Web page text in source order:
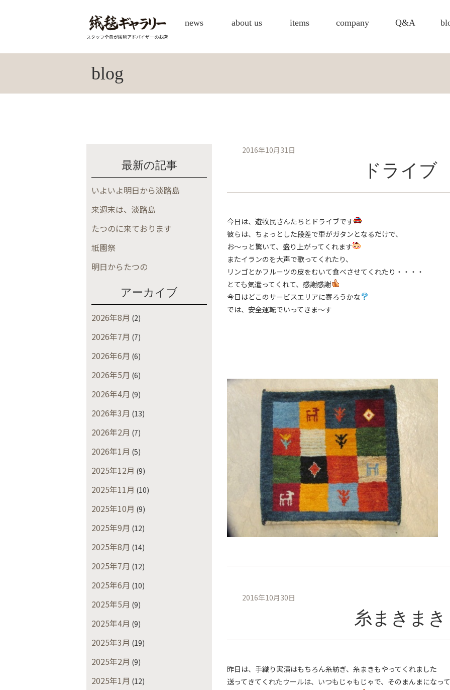
スタッフ全員が絨毯アドバイザーのお店
news about us items company Q&A
blog
最新の記事
いよいよ明日から淡路島
来週末は、淡路島
たつのに来ております
祇園祭
明日からたつの
アーカイブ
2026年8月 (2)
2026年7月 (7)
2026年6月 (6)
2026年5月 (6)
2026年4月 (9)
2026年3月 (13)
2026年2月 (7)
2026年1月 (5)
2025年12月 (9)
2025年11月 (10)
2025年10月 (9)
2025年9月 (12)
2025年8月 (14)
2025年7月 (12)
2025年6月 (10)
2025年5月 (9)
2025年4月 (9)
2025年3月 (19)
2025年2月 (9)
2025年1月 (12)
2016年10月31日
ドライブ
今日は、遊牧民さんたちとドライブです
彼らは、ちょっとした段差で車がガタンとなるだけで、
お〜っと驚いて、盛り上がってくれます
またイランのを大声で歌ってくれたり、
リンゴとかフルーツの皮をむいて食べさせてくれたり・・・・
とても気遣ってくれて、感謝感謝
今日はどこのサービスエリアに寄ろうかな
では、安全運転でいってきま〜す
2016年10月30日
糸まきまき
昨日は、手織り実演はもちろん糸紡ぎ、糸まきもやってくれました
送ってきてくれたウールは、いつもじゃもじゃで、そのまんまになって